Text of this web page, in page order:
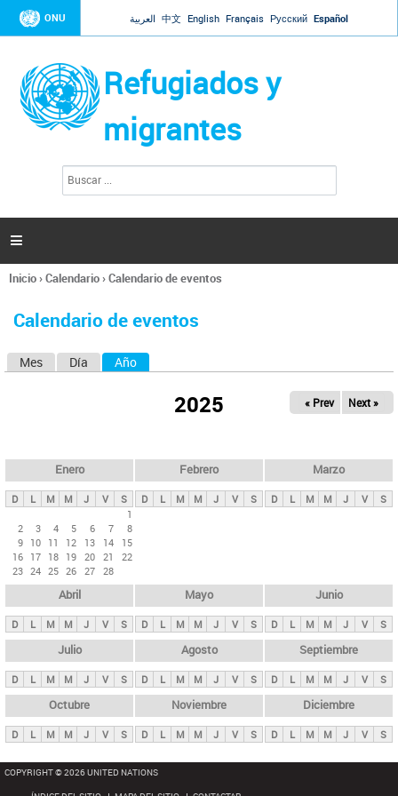
Jump to navigation
ONU العربية 中文 English Français Русский Español
Refugiados y
migrantes
l
d
s

Se
usted
Inicio›Calendario›Calendario de eventos
Calendario de eventos
s
p
n
i
p
a
l
s
Mes Día Año
2025 « Prev Next »
Enero
D L M M J V
S
1
2
3 4 5 6 7
8
9 10 11 12 13 14
15
16 17 18 19 20 21
22
23 24 25 26 27 28
Febrero
D L M M J V S
Marzo
D L M M J V S
Abril
D L M M J V S
Mayo
D L M M J V S
Junio
D L M M J V S
Julio
D L M M J V S
Agosto
D L M M J V S
Septiembre
D L M M J V S
Octubre
D L M M J V S
Noviembre
D L M M J V S
Diciembre
D L M M J V S
COPYRIGHT © 2026 UNITED NATIONS